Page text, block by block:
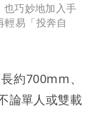
巧妙地加入手
易「投奔自
約700mm、
論單人或雙載